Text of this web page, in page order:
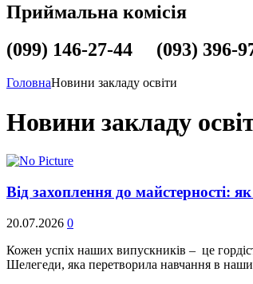
Приймальна комісія
(099) 146-27-44 (093) 396-
ГоловнаНовини закладу освіти
Новини закладу
Від захоплення до майстерності:
20.07.2026 0
Кожен успіх наших випускників – це
Шелегеди, яка перетворила навчання в